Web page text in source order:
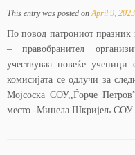
This entry was posted onApril 9, 2023
По повод патрониот
– правобранител
учествуваа повеќе
комисијата се одлучи за
Мојсоска СОУ,,Ѓорче
место -Минела Шкријељ СОУ